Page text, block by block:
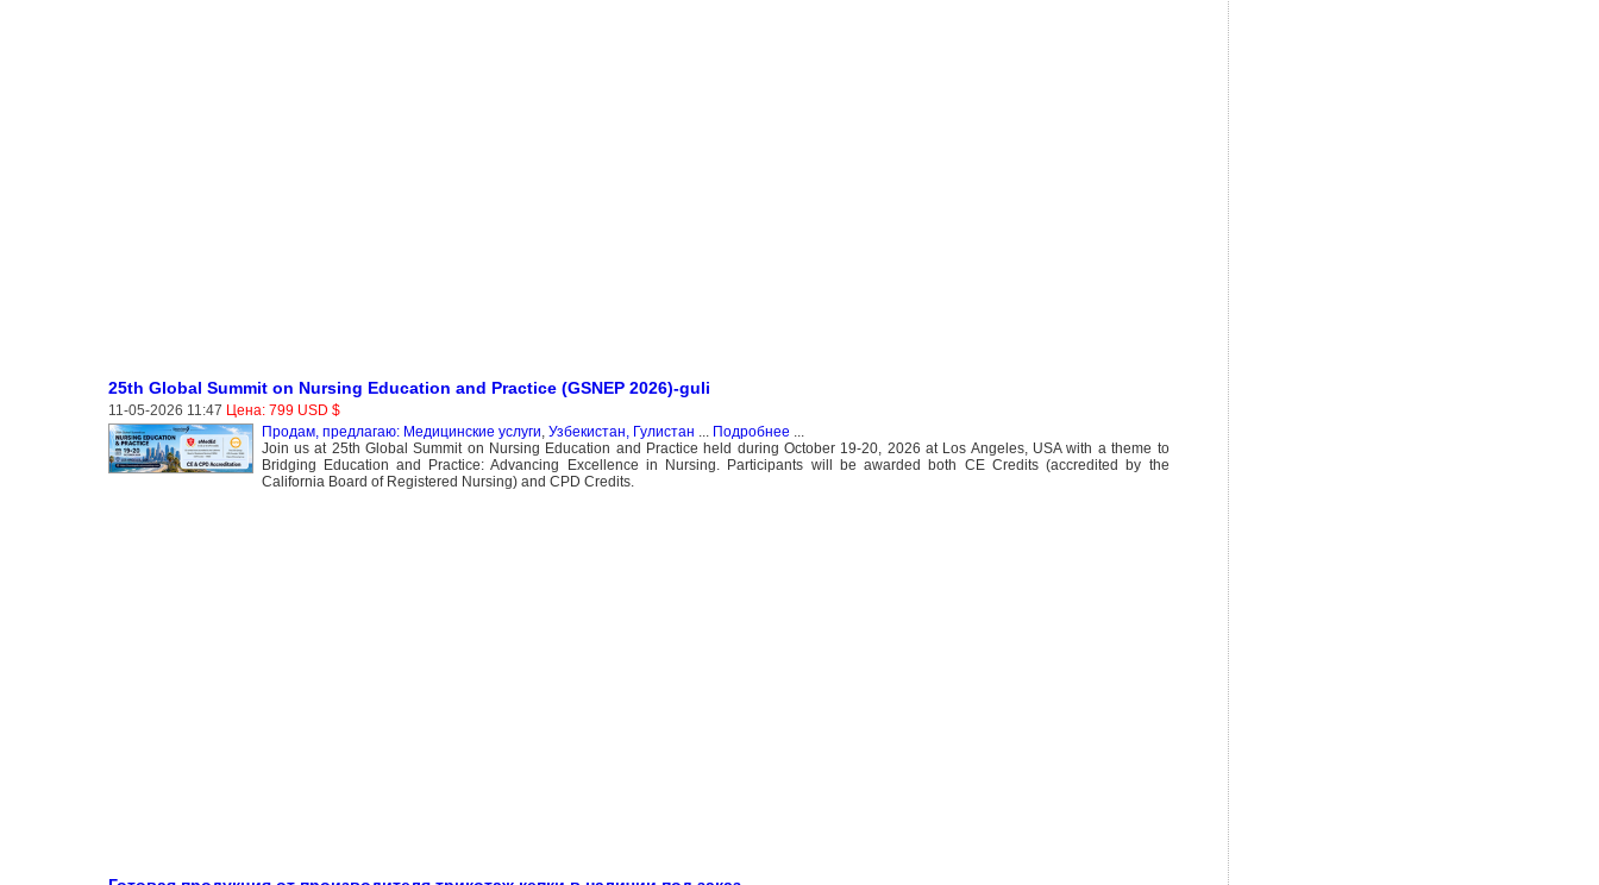
25th Global Summit on Nursing Education and Practice (GSNEP 2026)-guli
11-05-2026 11:47 Цена: 799 USD $
Продам, предлагаю: Медицинские услуги, Узбекистан, Гулистан ... Подробнее ...
Join us at 25th Global Summit on Nursing Education and Practice held during October 19-20, 2026 at Los Angeles, USA with a theme to
Bridging Education and Practice: Advancing Excellence in Nursing. Participants will be awarded both CE Credits (accredited by the
California Board of Registered Nursing) and CPD Credits.